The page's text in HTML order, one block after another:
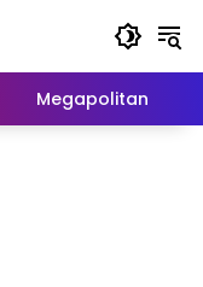
Megapolitan